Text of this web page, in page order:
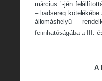
március 1-jén
– hadsereg
állomáshelyű –
fennhatóságába a III.
A